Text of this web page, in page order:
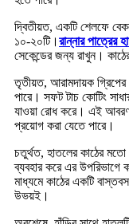
দ্বিতীয়ত, একটি শেলফে
১০-২০টি। রান্নার পাত্রের
সেকেন্ডের জন্য রাখুন।
তৃতীয়ত, আরামদায়ক
পারে। সফট টাচ কোটিং
যাওয়া রোধ করে। এই
প্রয়োগ করা যেতে পারে।
চতুর্থত, হাতলের কাঠের
ব্যবহার করে এর
মাধ্যমে কাঠের একটি
উভয়ই।